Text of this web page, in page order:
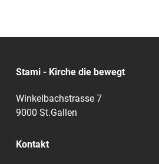
Stami - Kirche die bewegt
Winkelbachstrasse 7
9000 St.Gallen
Kontakt